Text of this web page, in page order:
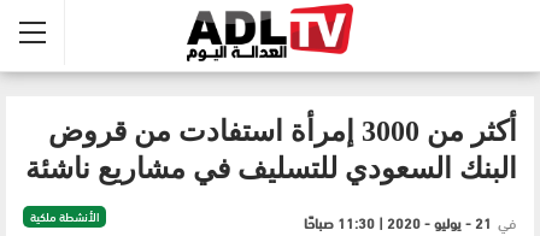
أكثر من 3000 إمرأة استفادت من قروض
البنك السعودي للتسليف في مشاريع ناشئة
الأنشطة ملكية في 21 - يوليو - 2020 | 11:30 صباحًا